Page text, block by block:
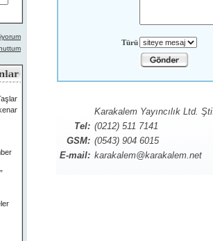
Türü
Karakalem Yayıncılık Ltd.
Tel: (0212) 511 7141
GSM: (0543) 904 6015
E-mail: karakalem@karakalem.net